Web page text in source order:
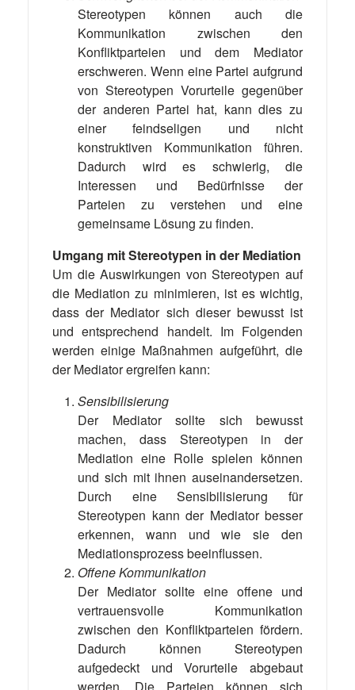
Stereotypen können auch die
Kommunikation zwischen den
Konfliktparteien und dem Mediator
erschweren. Wenn eine Partei aufgrund
von Stereotypen Vorurteile gegenüber
der anderen Partei hat, kann dies zu
einer feindseligen und nicht
konstruktiven Kommunikation führen.
Dadurch wird es schwierig, die
Interessen und Bedürfnisse der
Parteien zu verstehen und eine
gemeinsame Lösung zu finden.
Umgang mit Stereotypen in der Mediation
Um die Auswirkungen von Stereotypen auf
die Mediation zu minimieren, ist es wichtig,
dass der Mediator sich dieser bewusst ist
und entsprechend handelt. Im Folgenden
werden einige Maßnahmen aufgeführt, die
der Mediator ergreifen kann:
Sensibilisierung
Der Mediator sollte sich bewusst
machen, dass Stereotypen in der
Mediation eine Rolle spielen können
und sich mit ihnen auseinandersetzen.
Durch eine Sensibilisierung für
Stereotypen kann der Mediator besser
erkennen, wann und wie sie den
Mediationsprozess beeinflussen.
Offene Kommunikation
Der Mediator sollte eine offene und
vertrauensvolle Kommunikation
zwischen den Konfliktparteien fördern.
Dadurch können Stereotypen
aufgedeckt und Vorurteile abgebaut